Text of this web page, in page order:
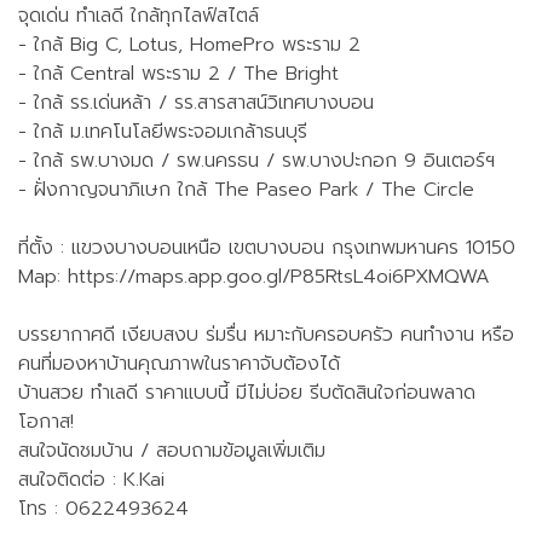
จุดเด่น ทำเลดี ใกล้ทุกไลฟ์สไตล์
- ใกล้ Big C, Lotus, HomePro พระราม 2
- ใกล้ Central พระราม 2 / The Bright
- ใกล้ รร.เด่นหล้า / รร.สารสาสน์วิเทศบางบอน
- ใกล้ ม.เทคโนโลยีพระจอมเกล้าธนบุรี
- ใกล้ รพ.บางมด / รพ.นครธน / รพ.บางปะกอก 9 อินเตอร์ฯ
- ฝั่งกาญจนาภิเษก ใกล้ The Paseo Park / The Circle
ที่ตั้ง : แขวงบางบอนเหนือ เขตบางบอน กรุงเทพมหานคร 10150
Map: https://maps.app.goo.gl/P85RtsL4oi6PXMQWA
บรรยากาศดี เงียบสงบ ร่มรื่น หมาะกับครอบครัว คนทำงาน หรือ
คนที่มองหาบ้านคุณภาพในราคาจับต้องได้
บ้านสวย ทำเลดี ราคาแบบนี้ มีไม่บ่อย รีบตัดสินใจก่อนพลาด
โอกาส!
สนใจนัดชมบ้าน / สอบถามข้อมูลเพิ่มเติม
สนใจติดต่อ : K.Kai
โทร : 0622493624